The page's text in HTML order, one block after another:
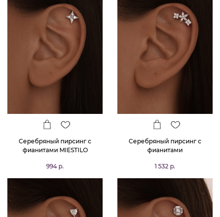
Серебряный пирсинг с
фианитами MIESTILO
994 р.
Серебряный пирсинг с
фианитами
1 532 р.